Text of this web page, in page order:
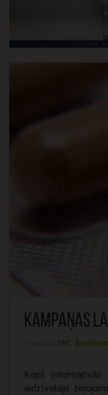
Kampaņas
MIC
Kopš
iedzīvotāju